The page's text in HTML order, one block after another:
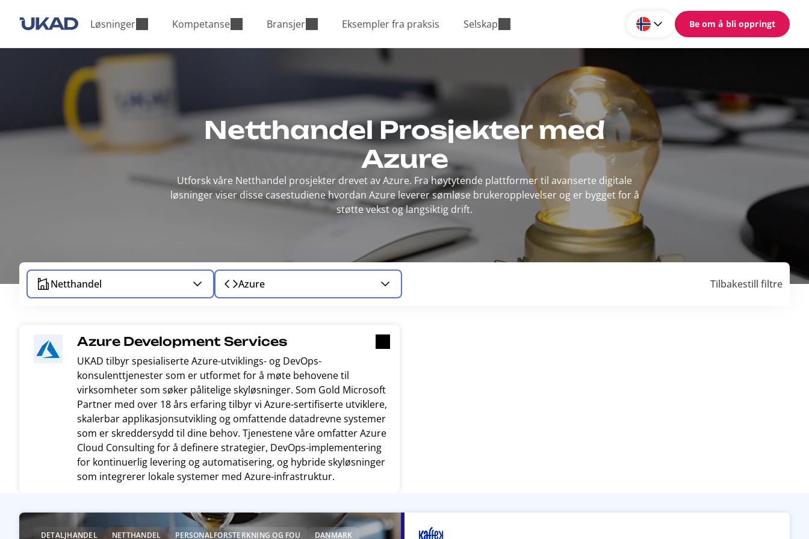
a
n
m
e
n
Løsninger Kompetanse Bransjer Eksempler fra praksis Selskap Be om å bli oppringt
Netthandel Prosjekter med
Azure
Utforsk våre Netthandel prosjekter drevet av Azure. Fra høytytende plattformer til avanserte digitale
løsninger viser disse casestudiene hvordan Azure leverer sømløse brukeropplevelser og er bygget for å
støtte vekst og langsiktig drift.
Netthandel Azure Tilbakestill filtre
Azure Development Services
UKAD tilbyr spesialiserte Azure-utviklings- og DevOps-
konsulenttjenester som er utformet for å møte behovene til
virksomheter som søker pålitelige skyløsninger. Som Gold Microsoft
Partner med over 18 års erfaring tilbyr vi Azure-sertifiserte utviklere,
skalerbar applikasjonsutvikling og omfattende datadrevne systemer
som er skreddersydd til dine behov. Tjenestene våre omfatter Azure
Cloud Consulting for å definere strategier, DevOps-implementering
for kontinuerlig levering og automatisering, og hybride skyløsninger
som integrerer lokale systemer med Azure-infrastruktur.
R
DETALJHANDEL NETTHANDEL PERSONALFORSTERKNING OG FOU DANMARK